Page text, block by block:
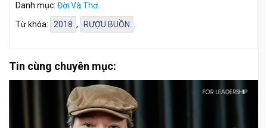
Danh mục: Đời Và Thơ.
Từ khóa:
2018 , RƯỢU BUỒN .
Tin cùng chuyên mục: